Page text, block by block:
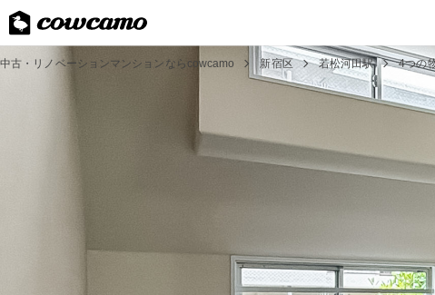
中古・リノベーションマンションならcowcamo 新宿区 若松河田駅 4つの